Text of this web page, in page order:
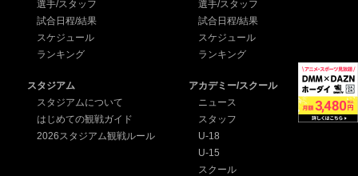
選手/スタッフ
試合日程/結果
スケジュール
ランキング
選手/スタッフ
試合日程/結果
スケジュール
ランキング
スタジアム
スタジアムについて
はじめての観戦ガイド
2026スタジアム観戦ルール
アカデミー/スクール
ニュース
スタッフ
U-18
U-15
スクール